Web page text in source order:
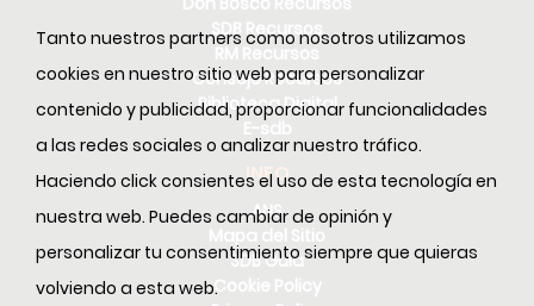
Tanto nuestros partners como nosotros utilizamos
cookies en nuestro sitio web para personalizar
contenido y publicidad, proporcionar funcionalidades
a las redes sociales o analizar nuestro tráfico.
Haciendo click consientes el uso de esta tecnología en
nuestra web. Puedes cambiar de opinión y
personalizar tu consentimiento siempre que quieras
volviendo a esta web.
SDB Recursos
Consejo Recursos
Biblioteca Digital
INFO
ANS
SDB Guía
Cookie Policy